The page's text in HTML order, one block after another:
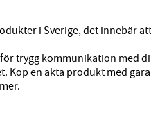
i Sverige, det innebär
trygg kommunikation med
Köp en äkta produkt med